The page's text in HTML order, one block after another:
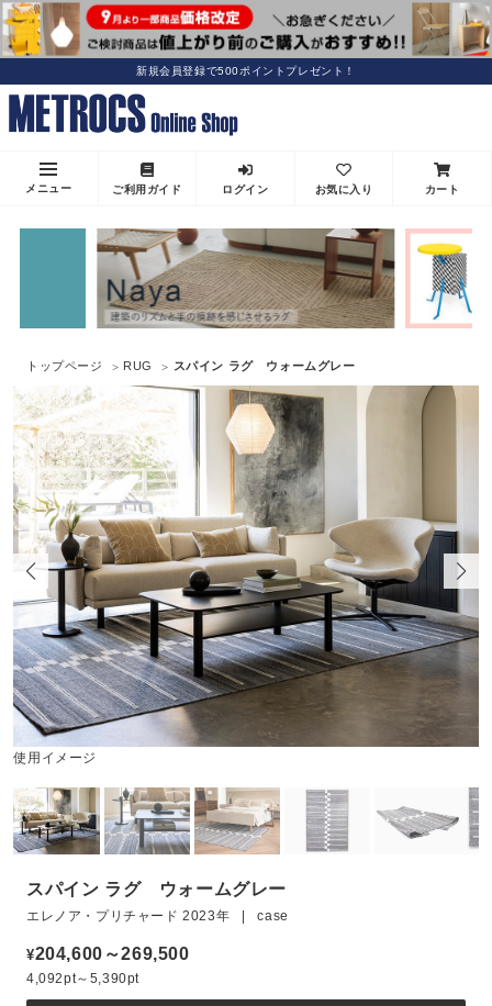
新規会員登録で500ポイントプレゼント！
メニュー ご利用ガイド ログイン お気に入り カート
トップページ RUG スパイン ラグ ウォームグレー
使用イメージ
スパイン ラグ ウォームグレー
エレノア・プリチャード 2023年 | case
¥204,600～269,500
4,092pt～5,390pt